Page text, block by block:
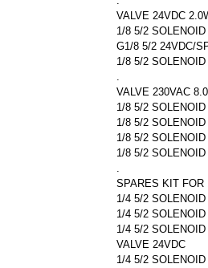
VALVE 24VDC
1/8 5/2
G1/8 5/2 24VDC/
1/8 5/2
.
VALVE 230VAC
1/8 5/2
1/8 5/2
1/8 5/2
1/8 5/2
.
SPARES KIT FOR
1/4 5/2
1/4 5/2
1/4 5/2
VALVE 24VDC
1/4 5/2